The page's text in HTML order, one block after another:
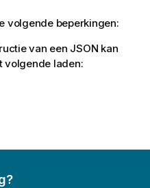
volgende beperkingen:
van een JSON kan
volgende laden: